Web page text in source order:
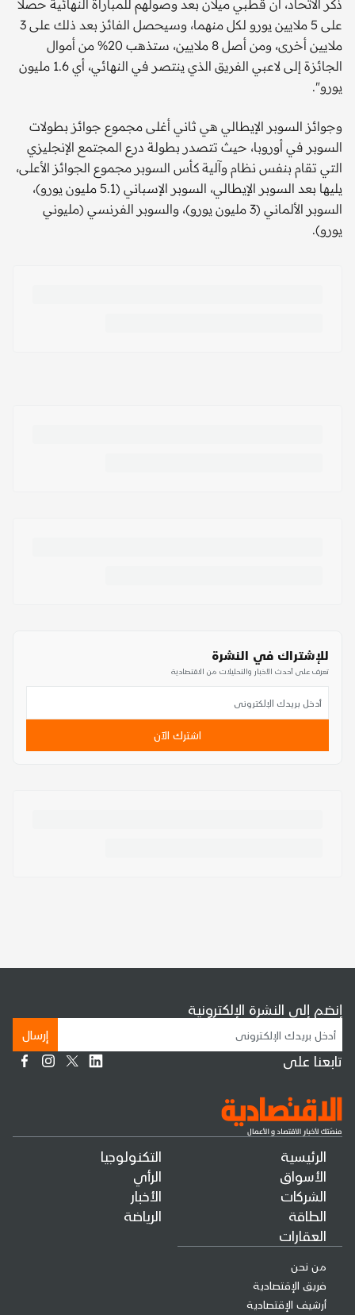
ذكر الاتحاد، أن قطبي ميلان بعد وصولهم للمباراة النهائية حصلا
على 5 ملايين يورو لكل منهما، وسيحصل الفائز بعد ذلك على 3
ملايين أخرى، ومن أصل 8 ملايين، ستذهب 20% من أموال
الجائزة إلى لاعبي الفريق الذي ينتصر في النهائي، أي 1.6 مليون
يورو".
وجوائز السوبر الإيطالي هي ثاني أغلى مجموع جوائز بطولات
السوبر في أوروبا، حيث تتصدر بطولة درع المجتمع الإنجليزي
التي تقام بنفس نظام وآلية كأس السوبر مجموع الجوائز الأعلى،
يليها بعد السوبر الإيطالي، السوبر الإسباني (5.1 مليون يورو)،
السوبر الألماني (3 مليون يورو)، والسوبر الفرنسي (مليوني
يورو).
للإشتراك في النشرة
تعرف على أحدث الأخبار والتحليلات من الاقتصادية
اشترك الآن
الرئيسية
الأسواق
الشركات
الطاقة
العقارات
التكنولوجيا
الرأي
الأخبار
الرياضة
من نحن
فريق الإقتصادية
أرشيف الإقتصادية
إنضم إلى النشرة الإلكترونية
إرسال
تابعنا على